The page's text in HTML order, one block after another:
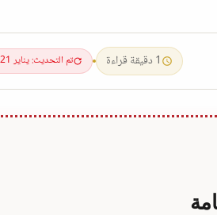
1 دقيقة قراءة
تم التحديث: يناير 21, 2026